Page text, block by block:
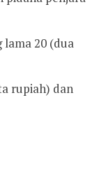
20 (dua
rupiah) dan